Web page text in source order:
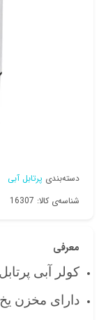
دسته‌بندی پرتابل آبی
شناسه‌ی کالا: 16307
معرفی
کولر آبی
دارای مخزن